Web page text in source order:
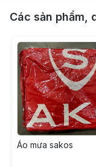
Các sản phẩm,
Áo mưa sakos